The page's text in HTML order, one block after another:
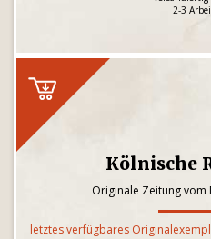
2-3
Kölnische
Originale Zeitung vom
letztes verfügbares